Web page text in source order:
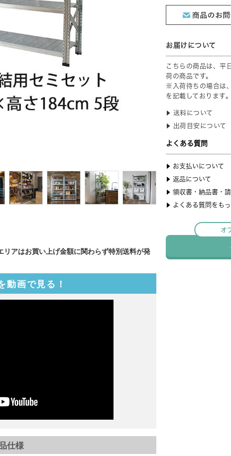
アはお買い上げ金額に関わらず特別送料が発
動画で見る！
仕様